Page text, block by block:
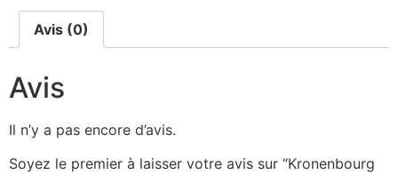
Avis (0)
Avis
Il n’y a pas encore d’avis.
Soyez le premier à laisser votre avis sur “Kronenbourg